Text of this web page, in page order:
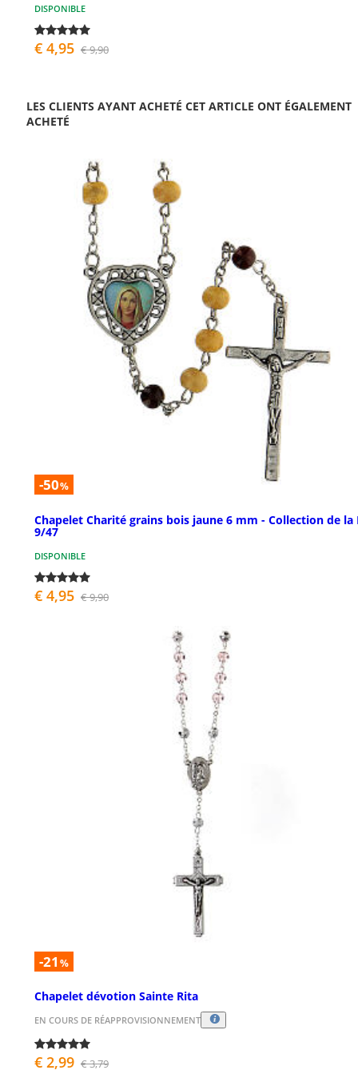
DISPONIBLE
€ 4,95 € 9,90
LES CLIENTS AYANT ACHETÉ CET ARTICLE ONT ÉGALEMENT
ACHETÉ
-50%
Chapelet Charité grains bois jaune 6 mm - Collection de la
9/47
DISPONIBLE
€ 4,95 € 9,90
-21 %
Chapelet dévotion Sainte Rita
EN COURS DE RÉAPPROVISIONNEMENT
€ 2,99 € 3,79